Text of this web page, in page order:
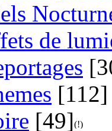
de
[112]
[49]